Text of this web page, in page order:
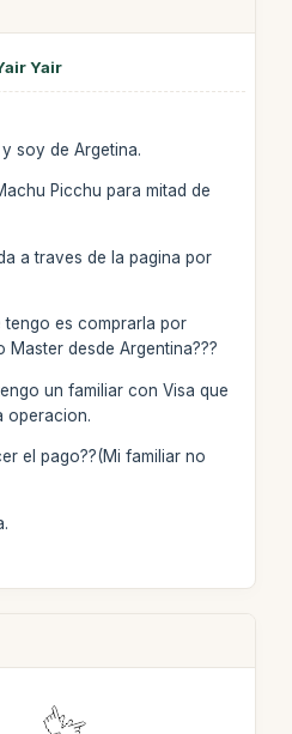
Yair
soy de Argetina.
Picchu para mitad de
a traves de la pagina por
tengo es comprarla por
Master desde Argentina???
un familiar con Visa que
operacion.
el pago??(Mi familiar no